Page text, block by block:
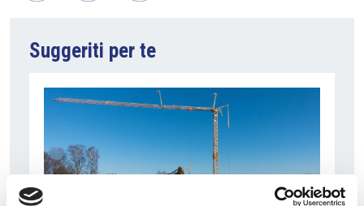
Suggeriti per te